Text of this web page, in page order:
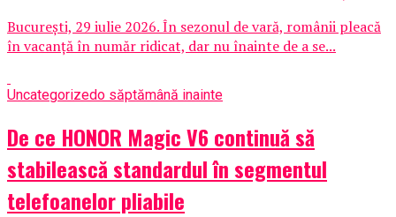
București, 29 iulie 2026. În sezonul de vară, românii pleacă
în vacanță în număr ridicat, dar nu înainte de a se...
Uncategorizedo săptămână inainte
De ce HONOR Magic V6 continuă să
stabilească standardul în segmentul
telefoanelor pliabile